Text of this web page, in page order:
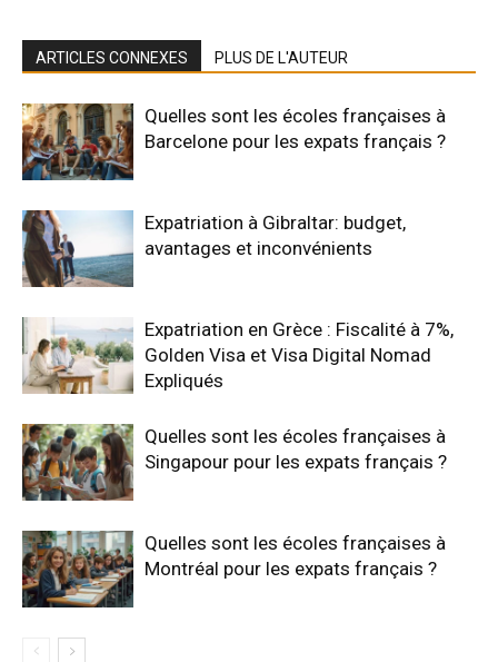
ARTICLES CONNEXES PLUS DE L'AUTEUR
Quelles sont les écoles françaises à
Barcelone pour les expats français ?
Expatriation à Gibraltar: budget,
avantages et inconvénients
Expatriation en Grèce : Fiscalité à 7%,
Golden Visa et Visa Digital Nomad
Expliqués
Quelles sont les écoles françaises à
Singapour pour les expats français ?
Quelles sont les écoles françaises à
Montréal pour les expats français ?